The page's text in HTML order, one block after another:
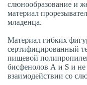
слюнообразование и
материал
младенца.
Материал гибких
сертифицированный
пищевой
бисфенолов А и S и
взаимодействии со